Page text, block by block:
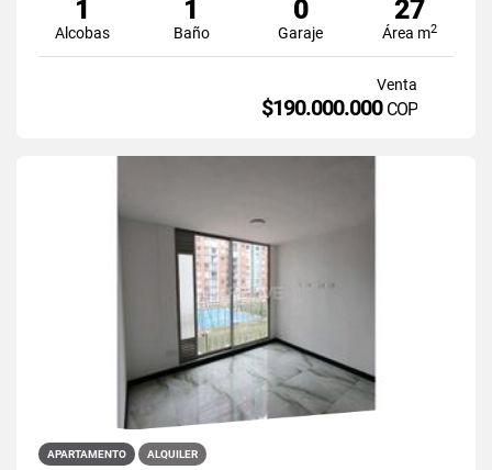
1
Alcobas
1
Baño
0
Garaje
27
Área m2
Venta
$190.000.000 COP
APARTAMENTO ALQUILER